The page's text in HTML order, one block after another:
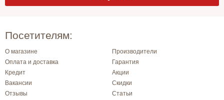
Посетителям:
О магазине
Производители
Оплата и доставка
Гарантия
Кредит
Акции
Вакансии
Скидки
Отзывы
Статьи